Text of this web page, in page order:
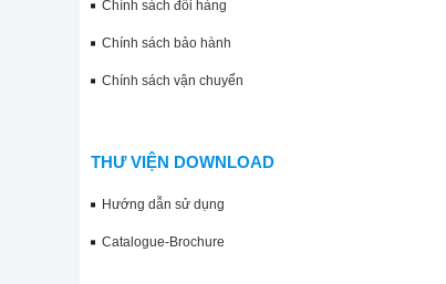
Chính sách đổi hàng
Chính sách bảo hành
Chính sách vận chuyển
THƯ VIỆN DOWNLOAD
Hướng dẫn sử dụng
Catalogue-Brochure